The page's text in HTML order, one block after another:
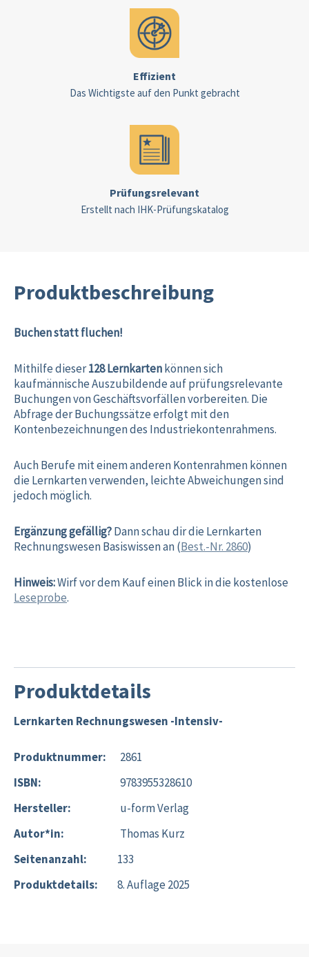
Effizient
Prüfungsrelevant
Das Wichtigste auf den Punkt gebracht
Erstellt nach IHK-Prüfungskatalog
Produktbeschreibung
Buchen statt fluchen!
Mithilfe dieser128 Lernkartenkönnen sich
kaufmännische Auszubildende auf prüfungsrelevante
Buchungen von Geschäftsvorfällen vorbereiten. Die
Abfrage der Buchungssätze erfolgt mit den
Kontenbezeichnungen des Industriekontenrahmens.
Auch Berufe mit einem anderen Kontenrahmen können
die Lernkarten verwenden, leichte Abweichungen sind
jedoch möglich.
Ergänzung gefällig?Dann schau dir die Lernkarten
Rechnungswesen Basiswissen an (Best.-Nr. 2860)
Hinweis:Wirf vor dem Kauf einen Blick in die kostenlose
Leseprobe.
Produktdetails
Lernkarten Rechnungswesen -Intensiv-
Produktnummer:
ISBN:
Hersteller:
Autor*in:
2861
9783955328610
u-form Verlag
Thomas Kurz
Seitenanzahl:
Produktdetails:
133
8. Auflage 2025